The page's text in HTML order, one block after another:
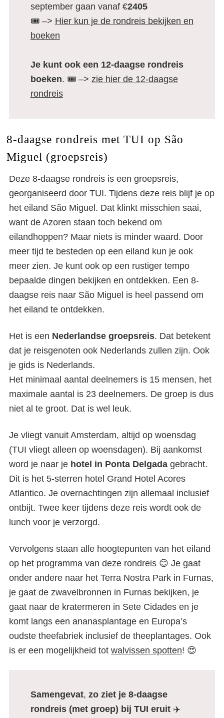
september gaan vanaf €2405
🎟️ –> Hier kun je de rondreis bekijken en
boeken
Je kunt ook een 12-daagse rondreis
boeken. 🎟️ –> zie hier de 12-daagse
rondreis
8-daagse rondreis met TUI op São
Miguel (groepsreis)
Deze 8-daagse rondreis is een groepsreis,
georganiseerd door TUI. Tijdens deze reis blijf je op
het eiland São Miguel. Dat klinkt misschien saai,
want de Azoren staan toch bekend om
eilandhoppen? Maar niets is minder waard. Door
meer tijd te besteden op een eiland kun je ook
meer zien. Je kunt ook op een rustiger tempo
bepaalde dingen bekijken en ontdekken. Een 8-
daagse reis naar São Miguel is heel passend om
het eiland te ontdekken.
Het is een Nederlandse groepsreis. Dat betekent
dat je reisgenoten ook Nederlands zullen zijn. Ook
je gids is Nederlands.
Het minimaal aantal deelnemers is 15 mensen, het
maximale aantal is 23 deelnemers. De groep is dus
niet al te groot. Dat is wel leuk.
Je vliegt vanuit Amsterdam, altijd op woensdag
(TUI vliegt alleen op woensdagen). Bij aankomst
word je naar je hotel in Ponta Delgada gebracht.
Dit is het 5-sterren hotel Grand Hotel Acores
Atlantico. Je overnachtingen zijn allemaal inclusief
ontbijt. Twee keer tijdens deze reis wordt ook de
lunch voor je verzorgd.
Vervolgens staan alle hoogtepunten van het eiland
op het programma van deze rondreis 😊 Je gaat
onder andere naar het Terra Nostra Park in Furnas,
je gaat de zwavelbronnen in Furnas bekijken, je
gaat naar de kratermeren in Sete Cidades en je
komt langs een ananasplantage en Europa’s
oudste theefabriek inclusief de theeplantages. Ook
is er een mogelijkheid tot walvissen spotten! 😍
Samengevat, zo ziet je 8-daagse
rondreis (met groep) bij TUI eruit✈️